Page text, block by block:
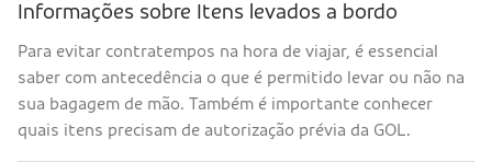
Informações sobre Itens levados a bordo
Para evitar contratempos na hora de viajar, é essencial
saber com antecedência o que é permitido levar ou não na
sua bagagem de mão. Também é importante conhecer
quais itens precisam de autorização prévia da GOL.